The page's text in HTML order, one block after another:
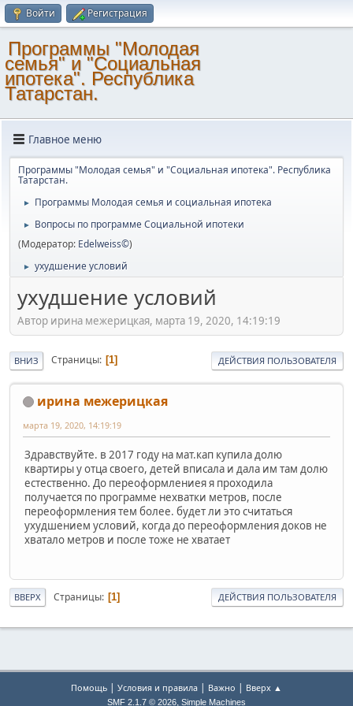
Войти Регистрация
Программы "Молодая
семья" и "Социальная
ипотека". Республика
Татарстан.
Главное меню
Программы "Молодая семья" и "Социальная ипотека". Республика
Татарстан.
► Программы Молодая семья и социальная ипотека
►
Вопросы по программе Социальной ипотеки
(Модератор: Edelweiss©)
► ухудшение условий
ухудшение условий
Автор ирина межерицкая, марта 19, 2020, 14:19:19
ВНИЗ Страницы 1 ДЕЙСТВИЯ ПОЛЬЗОВАТЕЛЯ
ирина межерицкая
марта 19, 2020, 14:19:19
Здравствуйте. в 2017 году на мат.кап купила долю
квартиры у отца своего, детей вписала и дала им там долю
естественно. До переоформлениея я проходила
получается по программе нехватки метров, после
переоформления тем более. будет ли это считаться
ухудшением условий, когда до переоформления доков не
хватало метров и после тоже не хватает
ВВЕРХ Страницы 1 ДЕЙСТВИЯ ПОЛЬЗОВАТЕЛЯ
Помощь Условия и правила Важно Вверх ▲
SMF 2.1.7 © 2026, Simple Machines